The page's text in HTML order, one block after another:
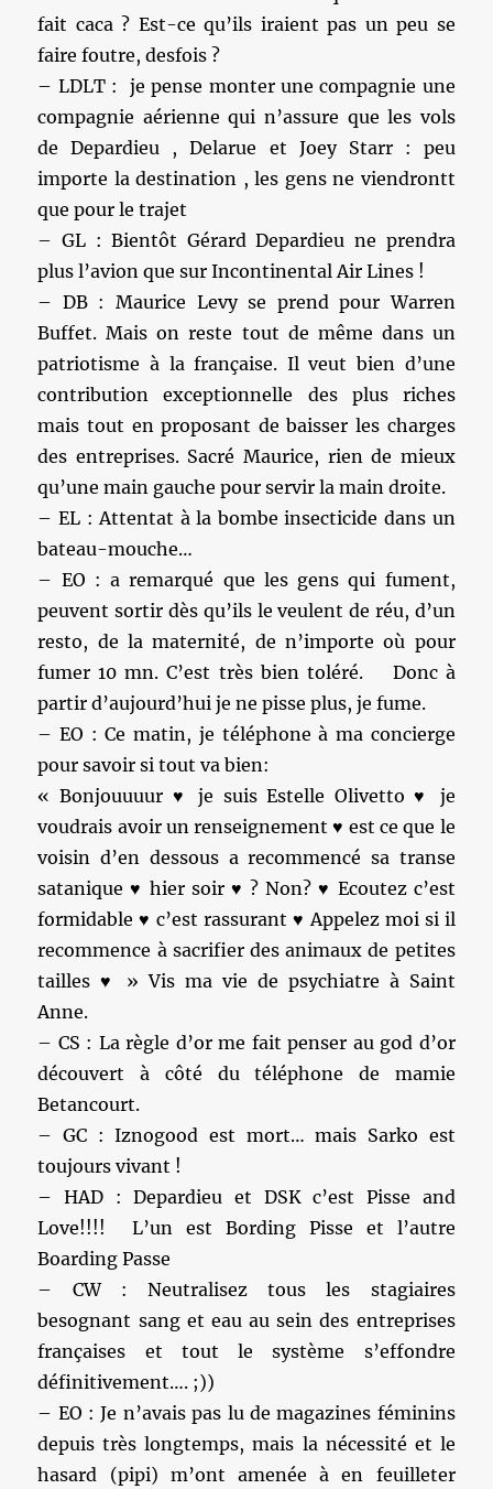
fait caca ? Est-ce qu’ils iraient pas un peu se
faire foutre, desfois ?
– LDLT : je pense monter une compagnie une
compagnie aérienne qui n’assure que les vols
de Depardieu , Delarue et Joey Starr : peu
importe la destination , les gens ne viendrontt
que pour le trajet
– GL : Bientôt Gérard Depardieu ne prendra
plus l’avion que sur Incontinental Air Lines !
– DB : Maurice Levy se prend pour Warren
Buffet. Mais on reste tout de même dans un
patriotisme à la française. Il veut bien d’une
contribution exceptionnelle des plus riches
mais tout en proposant de baisser les charges
des entreprises. Sacré Maurice, rien de mieux
qu’une main gauche pour servir la main droite.
– EL : Attentat à la bombe insecticide dans un
bateau-mouche…
– EO : a remarqué que les gens qui fument,
peuvent sortir dès qu’ils le veulent de réu, d’un
resto, de la maternité, de n’importe où pour
fumer 10 mn. C’est très bien toléré. Donc à
partir d’aujourd’hui je ne pisse plus, je fume.
– EO : Ce matin, je téléphone à ma concierge
pour savoir si tout va bien:
« Bonjouuuur ♥ je suis Estelle Olivetto ♥ je
voudrais avoir un renseignement ♥ est ce que le
voisin d’en dessous a recommencé sa transe
satanique ♥ hier soir ♥ ? Non? ♥ Ecoutez c’est
formidable ♥ c’est rassurant ♥ Appelez moi si il
recommence à sacrifier des animaux de petites
tailles ♥ » Vis ma vie de psychiatre à Saint
Anne.
– CS : La règle d’or me fait penser au god d’or
découvert à côté du téléphone de mamie
Betancourt.
– GC : Iznogood est mort… mais Sarko est
toujours vivant !
– HAD : Depardieu et DSK c’est Pisse and
Love!!!! L’un est Bording Pisse et l’autre
Boarding Passe
– CW : Neutralisez tous les stagiaires
besognant sang et eau au sein des entreprises
françaises et tout le système s’effondre
définitivement…. ;))
– EO : Je n’avais pas lu de magazines féminins
depuis très longtemps, mais la nécessité et le
hasard (pipi) m’ont amenée à en feuilleter